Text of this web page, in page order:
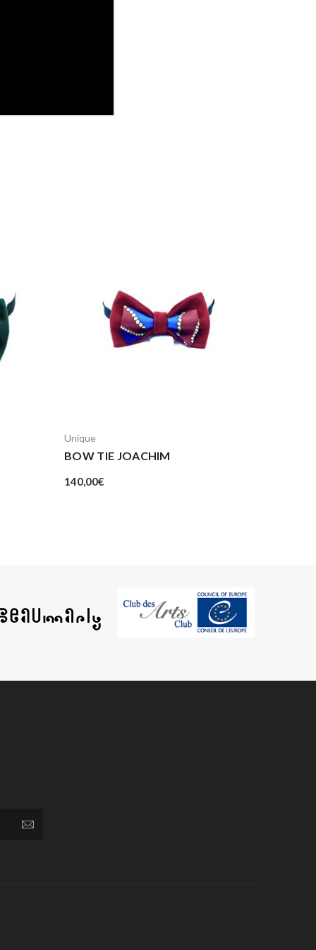
Unique
BOW TIE JOACHIM
140,00€